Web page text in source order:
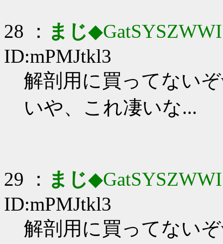
28 ： まじ◆GatSYSZWWI
ID:mPMJtkl3
解剖用に買ってない
いや、これ凄いな...
29 ： まじ◆GatSYSZWWI
ID:mPMJtkl3
解剖用に買ってない